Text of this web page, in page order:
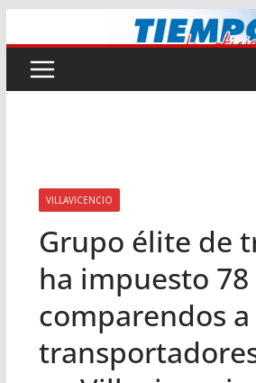
al
contenido
VILLAVICENCIO
Grupo élite de
ha impuesto 78
comparendos a